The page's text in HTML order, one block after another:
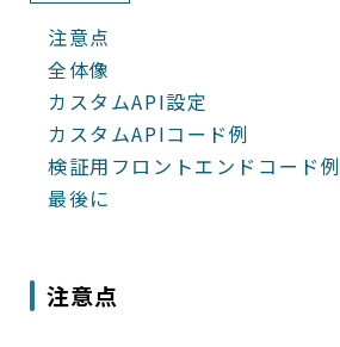
注意点
全体像
カスタムAPI設定
カスタムAPIコード例
検証用フロントエンドコード例
最後に
注意点